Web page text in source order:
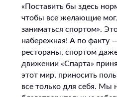
«Поставить бы здесь
чтобы все желающие
заниматься спортом».
набережная! А по факту
рестораны, спортом
движении «Спарта»
этот мир, приносить
все только для себя. Мы